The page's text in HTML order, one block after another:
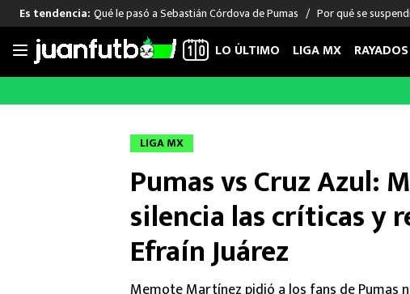
Saltar
Es tendencia: Qué le pasó a Sebastián Córdova de Pumas Por qué se
LIGA MX
Chivas de Guadalajara
FUT INTERNACIONAL
Las Noticias
Selección Mexicana
Champions League
Europa League
Real Madrid
Barcelona
MEXICANOS EN
Memo Ochoa
Chino Huerta
Edson Álvarez
LO ÚLTIMO LIGA MX RAYADOS
LIGA MX
Pumas vs Cruz Azul:
silencia las críticas y
Efraín Juárez